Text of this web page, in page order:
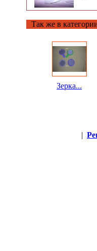
Так же в
Зерка...
|